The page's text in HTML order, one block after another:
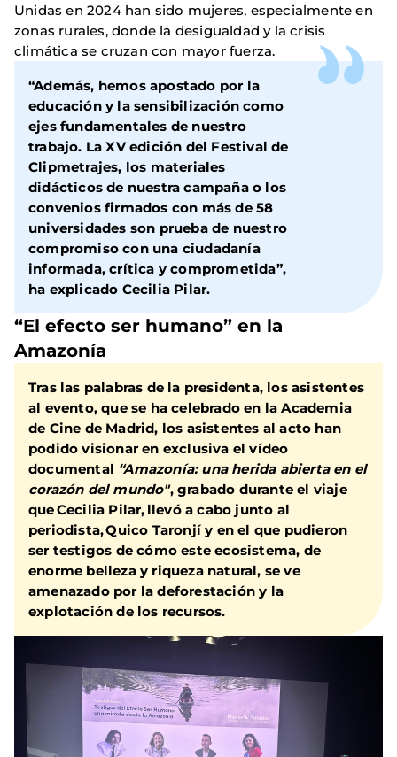
Unidas en 2024 han sido mujeres, especialmente en
zonas rurales, donde la desigualdad y la crisis
climática se cruzan con mayor fuerza.
“Además, hemos apostado por la
educación y la sensibilización como
ejes fundamentales de nuestro
trabajo. La XV edición del Festival de
Clipmetrajes, los materiales
didácticos de nuestra campaña o los
convenios firmados con más de 58
universidades son prueba de nuestro
compromiso con una ciudadanía
informada, crítica y comprometida”,
ha explicado Cecilia Pilar.
“El efecto ser humano” en la
Amazonía
Tras las palabras de la presidenta, los asistentes
al evento, que se ha celebrado en la Academia
de Cine de Madrid, los asistentes al acto han
podido visionar en exclusiva el vídeo
documental “Amazonía: una herida abierta en el
corazón del mundo", grabado durante el viaje
que Cecilia Pilar, llevó a cabo junto al
periodista, Quico Taronjí y en el que pudieron
ser testigos de cómo este ecosistema, de
enorme belleza y riqueza natural, se ve
amenazado por la deforestación y la
explotación de los recursos.